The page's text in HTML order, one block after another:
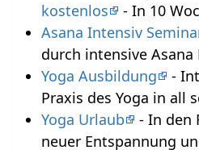
kostenlos
- In 10
Asana Intensiv
durch intensive Asana
Yoga Ausbildung
-
Praxis des Yoga in all
Yoga Urlaub
- In den
neuer Entspannung